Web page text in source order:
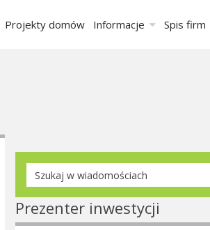
Projekty domów Informacje Spis firm
Prezenter inwestycji